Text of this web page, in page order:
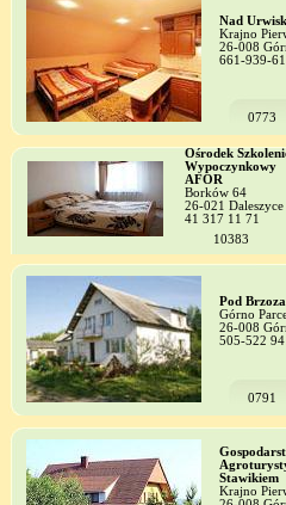
Nad
Krajno
26-008
661-939-
0773
Ośrodek
Wypoczynkowy
AFOR
Borków 64
26-021 Daleszyce
41 317 11 71
10383
Pod
Górno
26-008
505-522
0791
Stawikiem
Krajno